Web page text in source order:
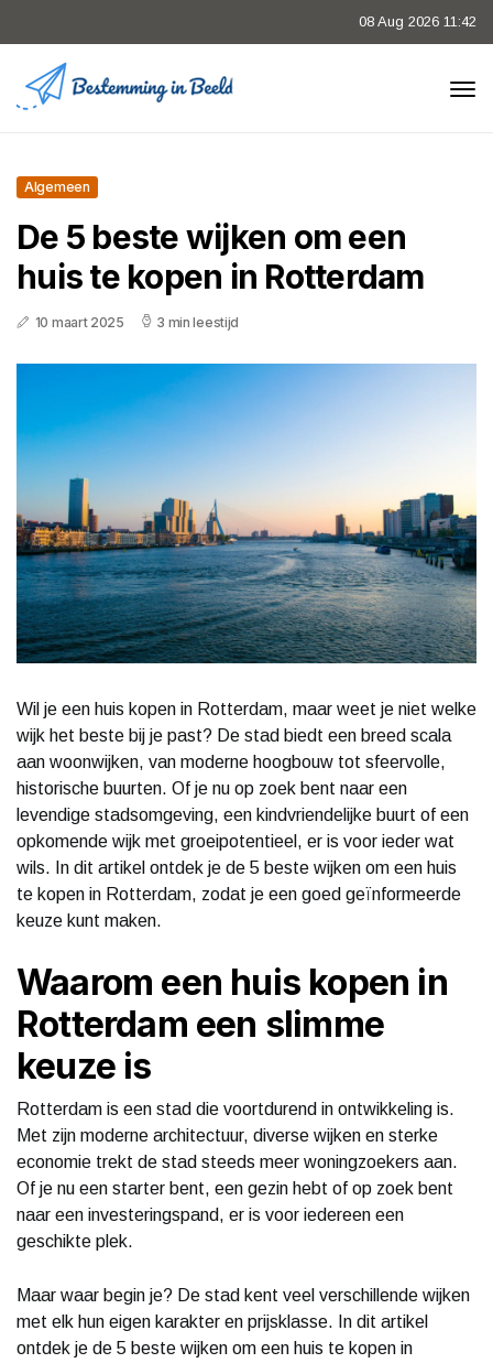
08 Aug 2026 11:42
Algemeen
De 5 beste wijken om een
huis te kopen in Rotterdam
10 maart 2025 3 min leestijd
Wil je een huis kopen in Rotterdam, maar weet je niet welke
wijk het beste bij je past? De stad biedt een breed scala
aan woonwijken, van moderne hoogbouw tot sfeervolle,
historische buurten. Of je nu op zoek bent naar een
levendige stadsomgeving, een kindvriendelijke buurt of een
opkomende wijk met groeipotentieel, er is voor ieder wat
wils. In dit artikel ontdek je de 5 beste wijken om een huis
te kopen in Rotterdam, zodat je een goed geïnformeerde
keuze kunt maken.
Waarom een huis kopen in
Rotterdam een slimme
keuze is
Rotterdam is een stad die voortdurend in ontwikkeling is.
Met zijn moderne architectuur, diverse wijken en sterke
economie trekt de stad steeds meer woningzoekers aan.
Of je nu een starter bent, een gezin hebt of op zoek bent
naar een investeringspand, er is voor iedereen een
geschikte plek.
Maar waar begin je? De stad kent veel verschillende wijken
met elk hun eigen karakter en prijsklasse. In dit artikel
ontdek je de 5 beste wijken om een huis te kopen in